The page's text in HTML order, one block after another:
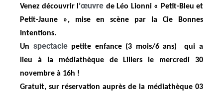
Venez découvrir l’œuvre de Léo Lionni «
Petit-Bleu et
Petit-Jaune », mise en scène par la Cie Bonnes
Intentions.
Un spectaclepetite enfance (3 mois/6 ans) qui a
lieu à la médiathèque de Lillers le mercredi 30
novembre à 16h !
Gratuit, sur réservation auprès de la médiathèque 03